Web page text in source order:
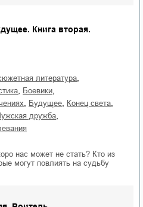
Книга вторая.
литература
боевики
будущее конец света
мужская дружба
нас может не стать? Кто из
могут повлиять на судьбу